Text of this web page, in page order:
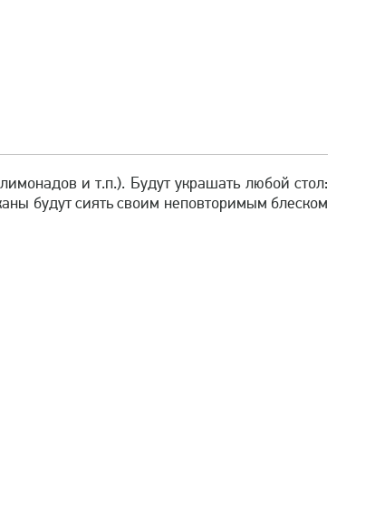
и т.п.). Будут украшать любой стол:
будут сиять своим неповторимым блеском